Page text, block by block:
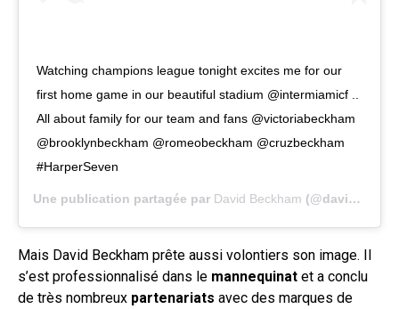
Watching champions league tonight excites me for our
first home game in our beautiful stadium @intermiamicf ..
All about family for our team and fans @victoriabeckham
@brooklynbeckham @romeobeckham @cruzbeckham
#HarperSeven
Une publication partagée par David Beckham (@davidbeckham) le
Mais David Beckham prête aussi volontiers son image. Il
s’est professionnalisé dans le mannequinat et a conclu
de très nombreux partenariats avec des marques de